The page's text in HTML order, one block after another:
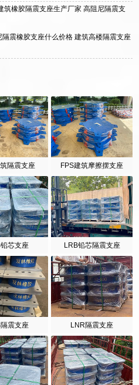
衡水高新区北方工业基地
橡胶隔震支座生产厂家 高阻尼隔震支
震橡胶支座什么价格 建筑高楼隔震支座
隔震支座 FPS建筑摩擦摆支座
芯支座 LRB铅芯隔震支座
震支座 LNR隔震支座